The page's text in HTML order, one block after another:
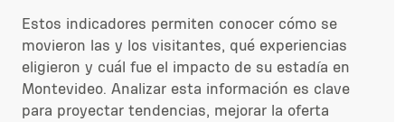
Estos indicadores permiten conocer cómo se
movieron las y los visitantes, qué experiencias
eligieron y cuál fue el impacto de su estadía en
Montevideo. Analizar esta información es clave
para proyectar tendencias, mejorar la oferta